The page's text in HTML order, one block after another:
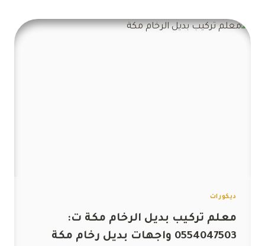
ت:
ديكورات
معلم تركيب بديل الرخام مكة ت:
0554047503 واجهات بديل رخام مكة